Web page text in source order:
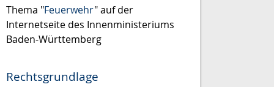
Thema "Feuerwehr" auf der
Internetseite des Innenministeriums
Baden-Württemberg
Rechtsgrundlage